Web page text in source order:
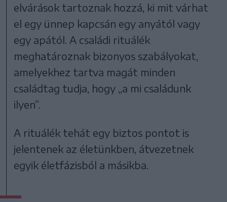
elvárások tartoznak hozzá, ki mit várhat
el egy ünnep kapcsán egy anyától vagy
egy apától. A családi rituálék
meghatároznak bizonyos szabályokat,
amelyekhez tartva magát minden
családtag tudja, hogy „a mi családunk
ilyen”.
A rituálék tehát egy biztos pontot is
jelentenek az életünkben, átvezetnek
egyik életfázisból a másikba.